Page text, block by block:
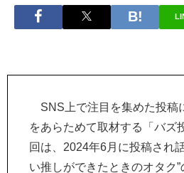
SNS上で注目を集めた投稿
をあらためて取材する「バズ
回は、2024年6月に投稿され
い推しができたときのオタク”